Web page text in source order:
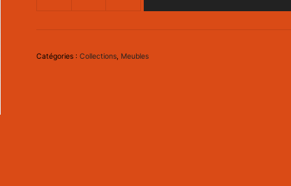
Catégories : Collections, Meubles